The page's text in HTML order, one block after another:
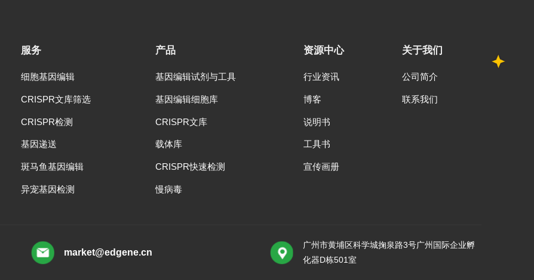
服务
细胞基因编辑
CRISPR文库筛选
CRISPR检测
基因递送
斑马鱼基因编辑
异宠基因检测
产品
基因编辑试剂与工具
基因编辑细胞库
CRISPR文库
载体库
CRISPR快速检测
慢病毒
资源中心
行业资讯
博客
说明书
工具书
宣传画册
关于我们
公司简介
联系我们
market@edgene.cn
广州市黄埔区科学城掬泉路3号广州国际企业孵
化器D栋501室